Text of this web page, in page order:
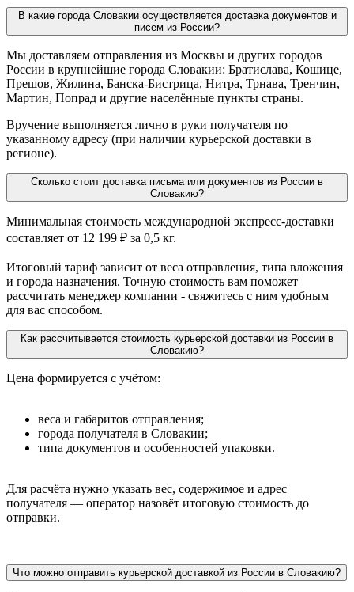
В какие города Словакии осуществляется доставка документов и
писем из России?
Мы доставляем отправления из Москвы и других городов
России в крупнейшие города Словакии: Братислава, Кошице,
Прешов, Жилина, Банска-Бистрица, Нитра, Трнава, Тренчин,
Мартин, Попрад и другие населённые пункты страны.
Вручение выполняется лично в руки получателя по
указанному адресу (при наличии курьерской доставки в
регионе).
Сколько стоит доставка письма или документов из России в
Словакию?
Минимальная стоимость международной экспресс-доставки
составляет от 12 199 ₽ за 0,5 кг.
Итоговый тариф зависит от веса отправления, типа вложения
и города назначения. Точную стоимость вам поможет
рассчитать менеджер компании - свяжитесь с ним удобным
для вас способом.
Как рассчитывается стоимость курьерской доставки из России в
Словакию?
Цена формируется с учётом:
веса и габаритов отправления;
города получателя в Словакии;
типа документов и особенностей упаковки.
Для расчёта нужно указать вес, содержимое и адрес
получателя — оператор назовёт итоговую стоимость до
отправки.
Что можно отправить курьерской доставкой из России в Словакию?